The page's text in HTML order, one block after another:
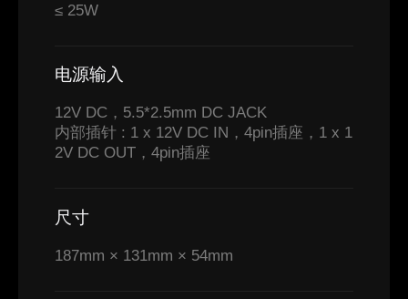
≤ 25W
电源输入
12V DC，5.5*2.5mm DC JACK
内部插针 : 1 x 12V DC IN，4pin插座，1 x 1
2V DC OUT，4pin插座
尺寸
187mm × 131mm × 54mm